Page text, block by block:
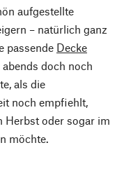
aufgestellte
– natürlich ganz
passende Decke
doch noch
als die
noch empfiehlt,
Herbst oder sogar im
möchte.